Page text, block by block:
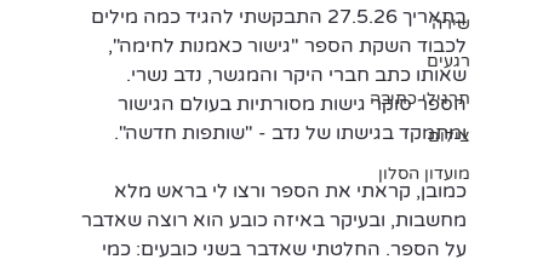
שירה
רגעים
תרגילי כתיבה
צילום
מועדון הסלון
בתאריך 27.5.26 התבקשתי להגיד כמה מילים
לכבוד השקת הספר "גישור כאמנות לחימה",
שאותו כתב חברי היקר והמגשר, נדב נשרי.
הספר סוקר גישות מסורתיות בעולם הגישור
ומתמקד בגישתו של נדב - "שותפות חדשה".
כמובן, קראתי את הספר ורצו לי בראש מלא
מחשבות, ובעיקר באיזה כובע הוא רוצה שאדבר
על הספר. החלטתי שאדבר בשני כובעים: כמי